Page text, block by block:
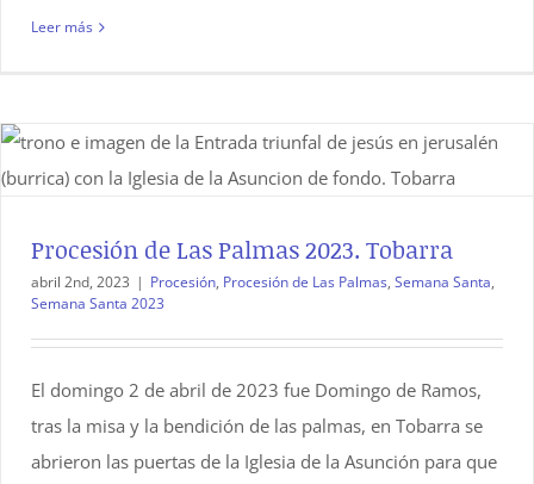
Leer más
Procesión de Las Palmas 2023. Tobarra
abril 2nd, 2023 | Procesión, Procesión de Las Palmas, Semana Santa,
Semana Santa 2023
El domingo 2 de abril de 2023 fue Domingo de Ramos,
tras la misa y la bendición de las palmas, en Tobarra se
abrieron las puertas de la Iglesia de la Asunción para que